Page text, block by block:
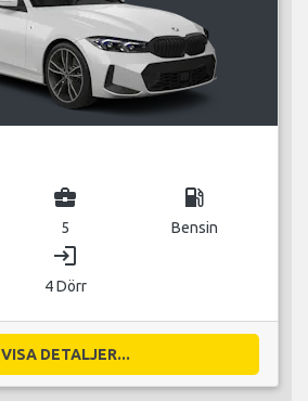
business_center
5
local_gas_station
Bensin
login
4 Dörr
VISA DETALJER...